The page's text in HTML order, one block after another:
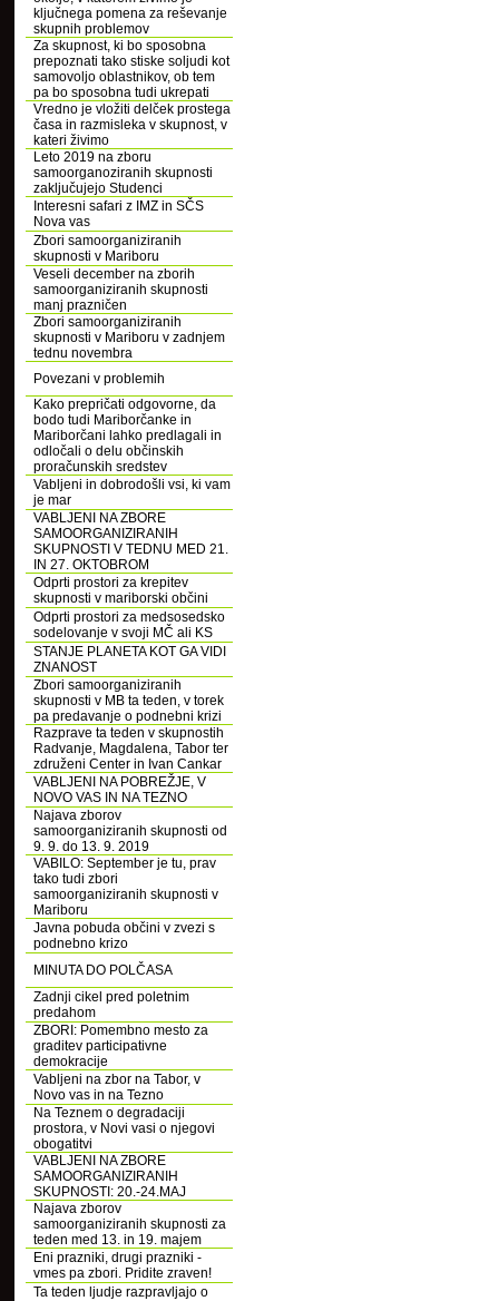
ključnega pomena za reševanje
skupnih problemov
Za skupnost, ki bo sposobna
prepoznati tako stiske soljudi kot
samovoljo oblastnikov, ob tem
pa bo sposobna tudi ukrepati
Vredno je vložiti delček prostega
časa in razmisleka v skupnost, v
kateri živimo
Leto 2019 na zboru
samoorganoziranih skupnosti
zaključujejo Studenci
Interesni safari z IMZ in SČS
Nova vas
Zbori samoorganiziranih
skupnosti v Mariboru
Veseli december na zborih
samoorganiziranih skupnosti
manj prazničen
Zbori samoorganiziranih
skupnosti v Mariboru v zadnjem
tednu novembra
Povezani v problemih
Kako prepričati odgovorne, da
bodo tudi Mariborčanke in
Mariborčani lahko predlagali in
odločali o delu občinskih
proračunskih sredstev
Vabljeni in dobrodošli vsi, ki vam
je mar
VABLJENI NA ZBORE
SAMOORGANIZIRANIH
SKUPNOSTI V TEDNU MED 21.
IN 27. OKTOBROM
Odprti prostori za krepitev
skupnosti v mariborski občini
Odprti prostori za medsosedsko
sodelovanje v svoji MČ ali KS
STANJE PLANETA KOT GA VIDI
ZNANOST
Zbori samoorganiziranih
skupnosti v MB ta teden, v torek
pa predavanje o podnebni krizi
Razprave ta teden v skupnostih
Radvanje, Magdalena, Tabor ter
združeni Center in Ivan Cankar
VABLJENI NA POBREŽJE, V
NOVO VAS IN NA TEZNO
Najava zborov
samoorganiziranih skupnosti od
9. 9. do 13. 9. 2019
VABILO: September je tu, prav
tako tudi zbori
samoorganiziranih skupnosti v
Mariboru
Javna pobuda občini v zvezi s
podnebno krizo
MINUTA DO POLČASA
Zadnji cikel pred poletnim
predahom
ZBORI: Pomembno mesto za
graditev participativne
demokracije
Vabljeni na zbor na Tabor, v
Novo vas in na Tezno
Na Teznem o degradaciji
prostora, v Novi vasi o njegovi
obogatitvi
VABLJENI NA ZBORE
SAMOORGANIZIRANIH
SKUPNOSTI: 20.-24.MAJ
Najava zborov
samoorganiziranih skupnosti za
teden med 13. in 19. majem
Eni prazniki, drugi prazniki -
vmes pa zbori. Pridite zraven!
Ta teden ljudje razpravljajo o